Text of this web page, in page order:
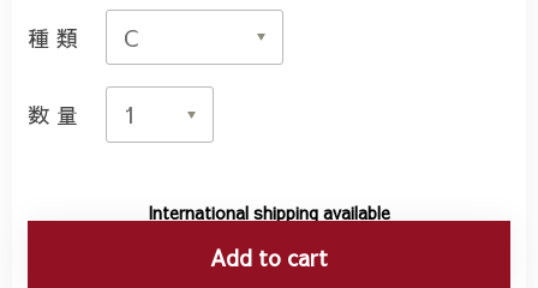
種類
数量
International shipping available
Add to cart